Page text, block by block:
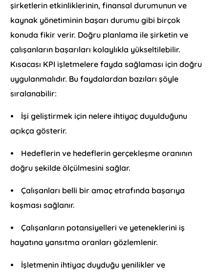
şirketlerin etkinliklerinin, finansal durumunun ve
kaynak yönetiminin başarı durumu gibi birçok
konuda fikir verir. Doğru planlama ile şirketin ve
çalışanların başarıları kolaylıkla yükseltilebilir.
Kısacası KPI işletmelere fayda sağlaması için doğru
uygulanmalıdır. Bu faydalardan bazıları şöyle
sıralanabilir:
⦁ İşi geliştirmek için nelere ihtiyaç duyulduğunu
açıkça gösterir.
⦁ Hedeflerin ve hedeflerin gerçekleşme oranının
doğru şekilde ölçülmesini sağlar.
⦁ Çalışanları belli bir amaç etrafında başarıya
koşması sağlanır.
⦁ Çalışanların potansiyelleri ve yeteneklerini iş
hayatına yansıtma oranları gözlemlenir.
⦁ İşletmenin ihtiyaç duyduğu yenilikler ve